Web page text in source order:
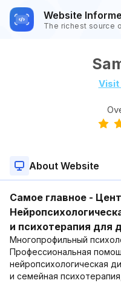
Website
The richest source
Visit
About Website
Самое главное -
и психотерапия для
Многопрофильный
Профессиональная
нейропсихологическая
и семейная